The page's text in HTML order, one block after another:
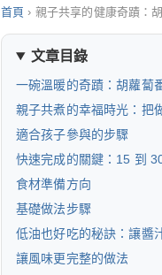
首頁 › 親子共享的健康奇蹟：
文章目錄
一碗溫暖的奇蹟：胡蘿蔔
親子共煮的幸福時光：把
適合孩子參與的步驟
快速完成的關鍵：15 到
食材準備方向
基礎做法步驟
低油也好吃的秘訣：讓醬
讓風味更完整的做法